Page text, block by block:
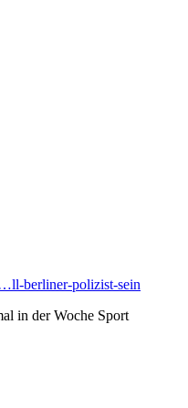
berliner-polizist-sein
in der Woche Sport